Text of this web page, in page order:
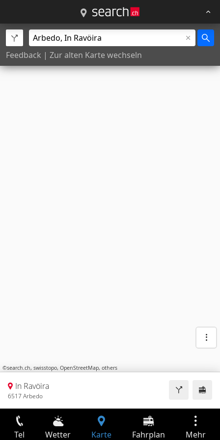
Feedback | Zur alten Karte wechseln
©search.ch, swisstopo, OpenStreetMap, others
In Ravöira
6517 Arbedo
Tel Wetter Karte Fahrplan Mehr